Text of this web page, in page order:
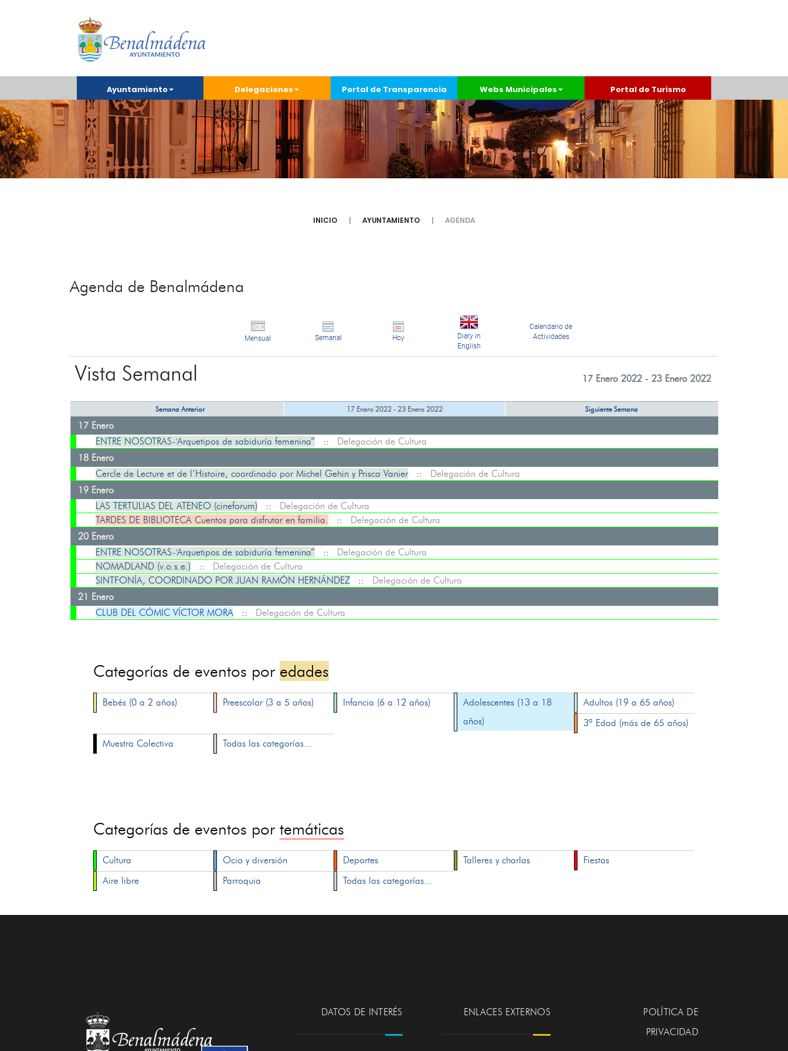
Ayuntamiento Delegaciones Portal de Transparencia Webs Municipales Portal de Turismo
INICIO AYUNTAMIENTO AGENDA
Agenda de Benalmádena
Mensual Semanal Hoy
Diary in
English
Calendario de
Actividades
Vista Semanal 17 Enero 2022 - 23 Enero 2022
Semana Anterior 17 Enero 2022 - 23 Enero 2022 Siguiente Semana
17 Enero
ENTRE NOSOTRAS-'Arquetipos de sabiduría femenina” :: Delegación de Cultura
18 Enero
Cercle de Lecture et de l’Histoire, coordinado por Michel Gehin y Prisca Vanier:: Delegación de Cultura
19 Enero
LAS TERTULIAS DEL ATENEO (cineforum) :: Delegación de Cultura
TARDES DE BIBLIOTECA Cuentos para disfrutar en familia. :: Delegación de Cultura
20 Enero
ENTRE NOSOTRAS-'Arquetipos de sabiduría femenina” :: Delegación de Cultura
NOMADLAND (v.o.s.e.) :: Delegación de Cultura
SINTFONÍA, COORDINADO POR JUAN RAMÓN HERNÁNDEZ:: Delegación de Cultura
21 Enero
CLUB DEL CÓMIC VÍCTOR MORA:: Delegación de Cultura
Categorías de eventos por edades
Bebés (0 a 2 años) Preescolar (3 a 5 años) Infancia (6 a 12 años)
Adolescentes (13 a 18
años)
Adultos (19 a 65 años)
3ª Edad (más de 65 años)
Muestra Colectiva
Todas las categorías...
Categorías de eventos portemáticas
Cultura Ocio y diversión Deportes Talleres y charlas
Fiestas
Aire libre
Parroquia Todas las categorías...
DATOS DE INTERÉS ENLACES EXTERNOS
POLÍTICA DE
PRIVACIDAD